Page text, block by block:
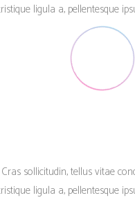
ligula a, pellentesque
sollicitudin, tellus vitae
ligula a, pellentesque